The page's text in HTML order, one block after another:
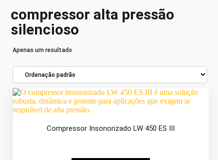
compressor alta pressão
silencioso
Apenas um resultado
Compressor Insonorizado LW 450 ES III